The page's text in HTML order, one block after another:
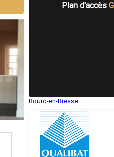
Plan d'accès
Bourg-en-Bresse
Montluçon
Manosque
Gap
Charleville-Mézières